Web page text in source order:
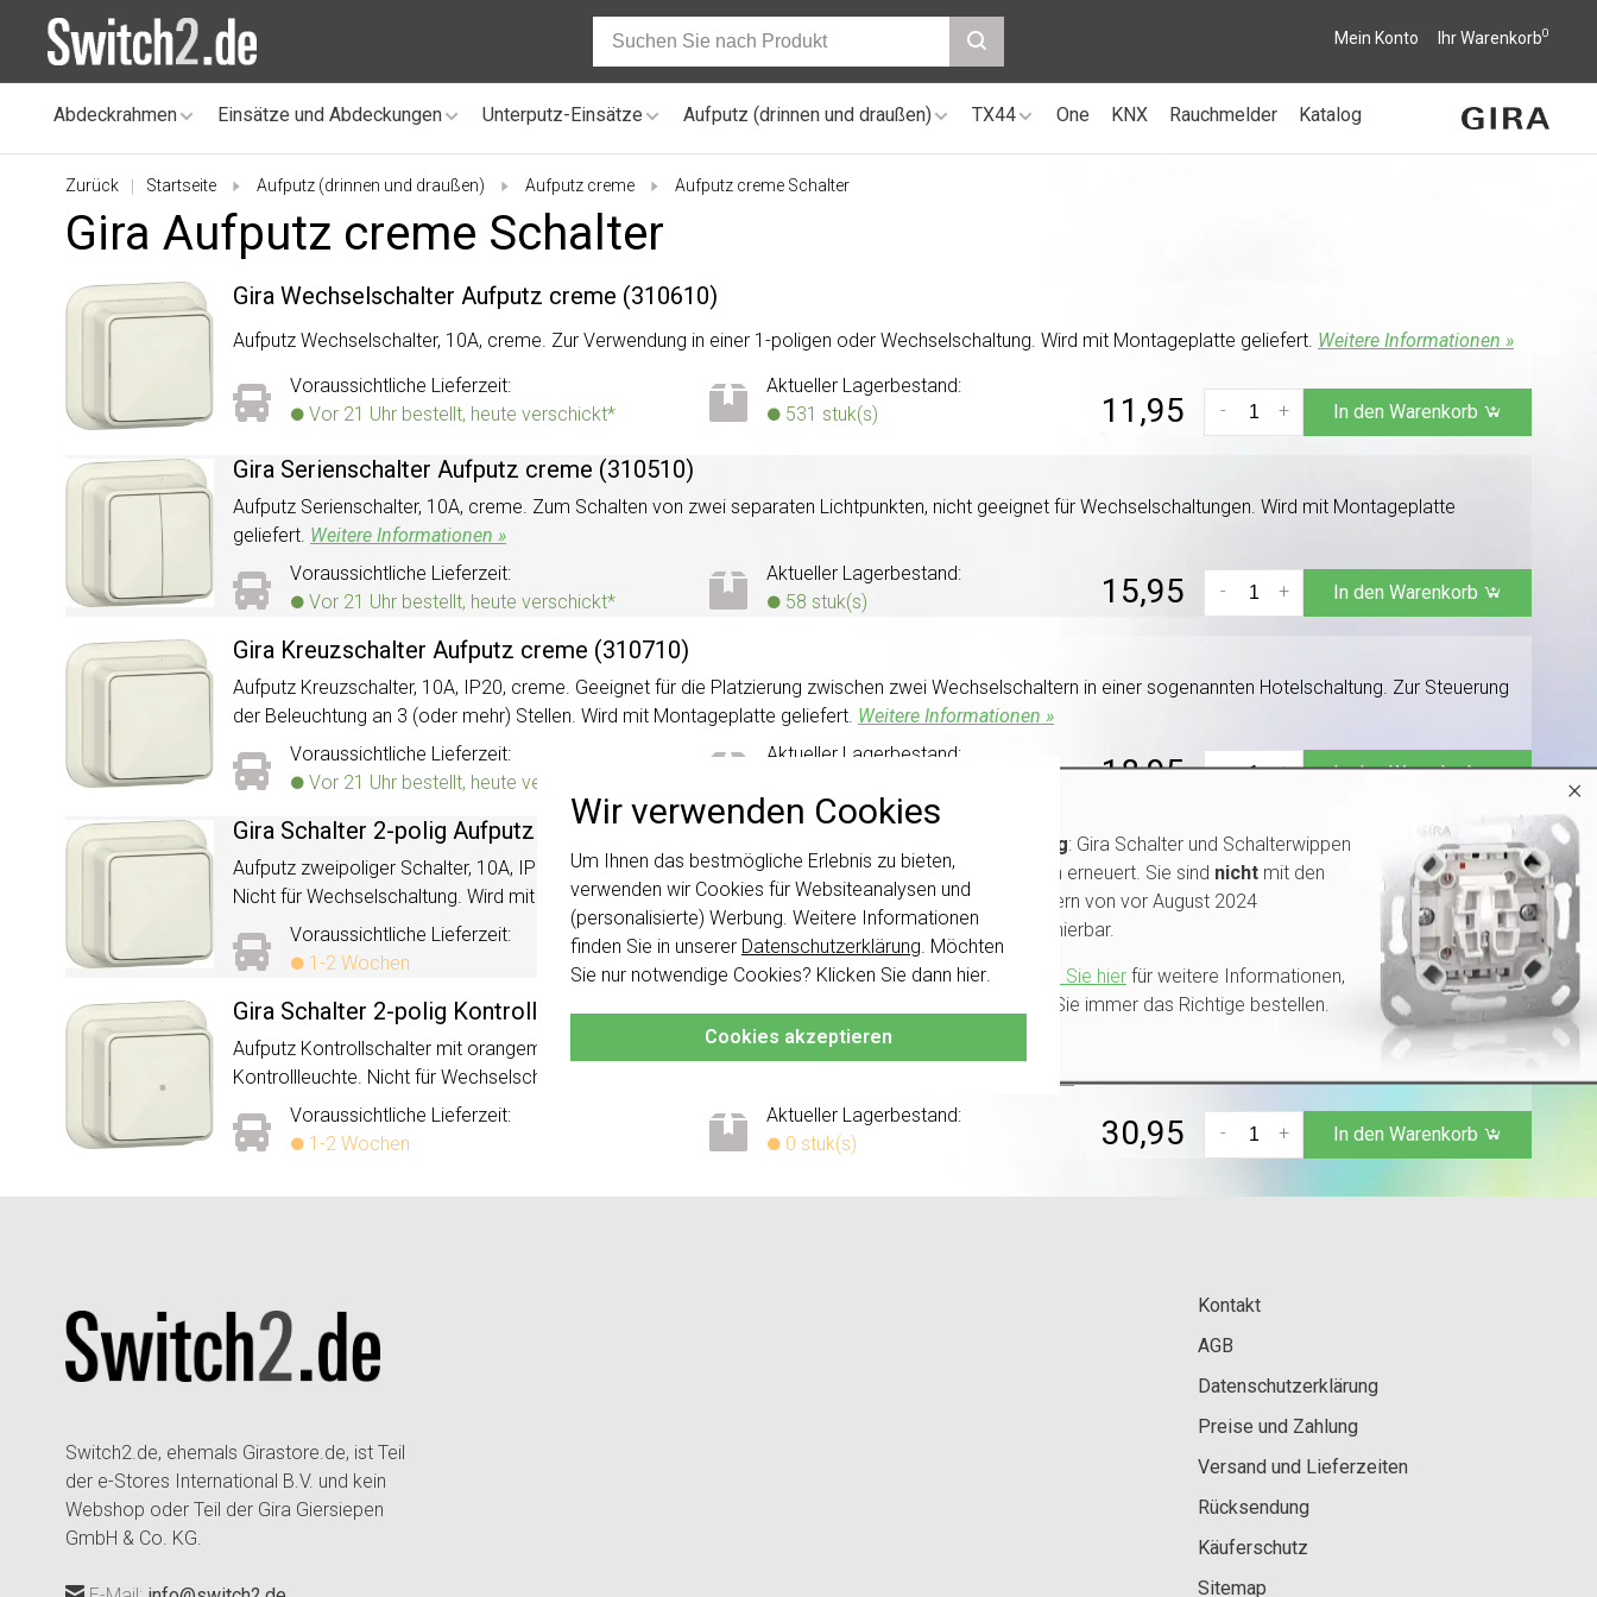
Wir verwenden Cookies
Um Ihnen das bestmögliche Erlebnis zu bieten,
verwenden wir Cookies für Websiteanalysen und
(personalisierte) Werbung. Weitere Informationen
finden Sie in unserer Datenschutzerklärung . Möchten
Sie nur notwendige Cookies? Klicken Sie dann hier
Cookies akzeptieren
Mein Konto Ihr Warenkorb0
Abdeckrahmen Einsätze und Abdeckungen Unterputz-Einsätze Aufputz (drinnen und draußen) TX44 One KNX Rauchmelder Katalog
Zurück Startseite Aufputz (drinnen und draußen) Aufputz creme Aufputz creme Schalter
Gira Aufputz creme Schalter
Gira Wechselschalter Aufputz creme (310610)
Aufputz Wechselschalter, 10A, creme. Zur Verwendung in einer 1-poligen oder Wechselschaltung. Wird mit Montageplatte geliefert. Weitere Informationen »
Voraussichtliche Lieferzeit:
Vor 21 Uhr bestellt, heute verschickt*
Aktueller Lagerbestand:
531 stuk(s)
11,95 +
- In den Warenkorb
Gira Serienschalter Aufputz creme (310510)
Aufputz Serienschalter, 10A, creme. Zum Schalten von zwei separaten Lichtpunkten, nicht geeignet für Wechselschaltungen. Wird mit Montageplatte
geliefert. Weitere Informationen »
Voraussichtliche Lieferzeit:
Vor 21 Uhr bestellt, heute verschickt*
Aktueller Lagerbestand:
58 stuk(s)
15,95 +
- In den Warenkorb
Gira Kreuzschalter Aufputz creme (310710)
Aufputz Kreuzschalter, 10A, IP20, creme. Geeignet für die Platzierung zwischen zwei Wechselschaltern in einer sogenannten Hotelschaltung. Zur Steuerung
der Beleuchtung an 3 (oder mehr) Stellen. Wird mit Montageplatte geliefert. Weitere Informationen »
Voraussichtliche Lieferzeit:
Vor 21 Uhr bestellt, heute verschickt*
Aktueller Lagerbestand:
18,95 +
- In den Warenkorb
Gira Schalter 2-polig Aufputz creme (310210)
Aufputz zweipoliger Schalter, 10A, IP20, creme. Zum Schalten von Phase und Nullleiter. Ideal für Feuchträume wie Badezimmer oder Außenbeleuchtung.
Nicht für Wechselschaltung. Wird mit Montageplatte geliefert.Weitere Informationen »
Voraussichtliche Lieferzeit:
1-2 Wochen
Aktueller Lagerbestand:
0 stuk(s)
In den Warenkorb
Gira Schalter 2-polig Kontrollschalter mit Glimmlampe Aufputz creme (311210)
Aufputz Kontrollschalter mit orangem LED-Beleuchtungselement, 10A, IP20, creme. Ausschalter 2-polig. Schalter zum Schalten von Phase und Nullleiter mit
Kontrollleuchte. Nicht für Wechselschaltung. Wird mit Montageplatte geliefert.
Weitere Informationen »
Voraussichtliche Lieferzeit:
1-2 Wochen
Aktueller Lagerbestand:
0 stuk(s)
30,95 +
- In den Warenkorb
Switch2.de, ehemals Girastore.de, ist Teil
der e-Stores International B.V. und kein
Webshop oder Teil der Gira Giersiepen
GmbH & Co. KG.
Kontakt
AGB
Datenschutzerklärung
Preise und Zahlung
Versand und Lieferzeiten
Rücksendung
Käuferschutz
Sitemap
×
Wichtig: Gira Schalter und Schalterwippen
wurden erneuert. Sie sind nicht mit den
Schaltern von vor August 2024
kombinierbar.
Klicken Sie hier für weitere Informationen,
damit Sie immer das Richtige bestellen.